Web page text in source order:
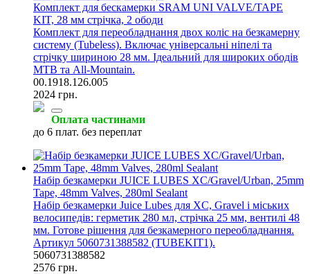
Комплект для бескамерки SRAM UNI VALVE/TAPE
KIT, 28 мм стрічка, 2 ободи
Комплект для переобладнання двох коліс на безкамерну
систему (Tubeless). Включає універсальні ніпелі та
стрічку шириною 28 мм. Ідеальний для широких ободів
MTB та All-Mountain.
00.1918.126.005
2024 грн.
Оплата частинами
до 6 плат. без переплат
Набір безкамерки JUICE LUBES XC/Gravel/Urban, 25mm
Tape, 48mm Valves, 280ml Sealant
Набір безкамерки Juice Lubes для XC, Gravel і міських
велосипедів: герметик 280 мл, стрічка 25 мм, вентилі 48
мм. Готове рішення для безкамерного переобладнання.
Артикул 5060731388582 (TUBEKIT1).
5060731388582
2576 грн.